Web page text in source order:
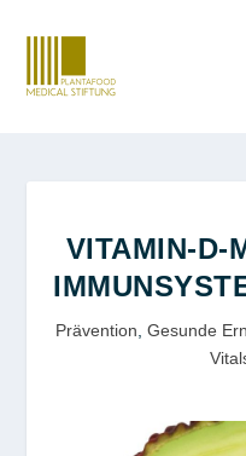
VITAMIN-D-
Prävention Gesunde